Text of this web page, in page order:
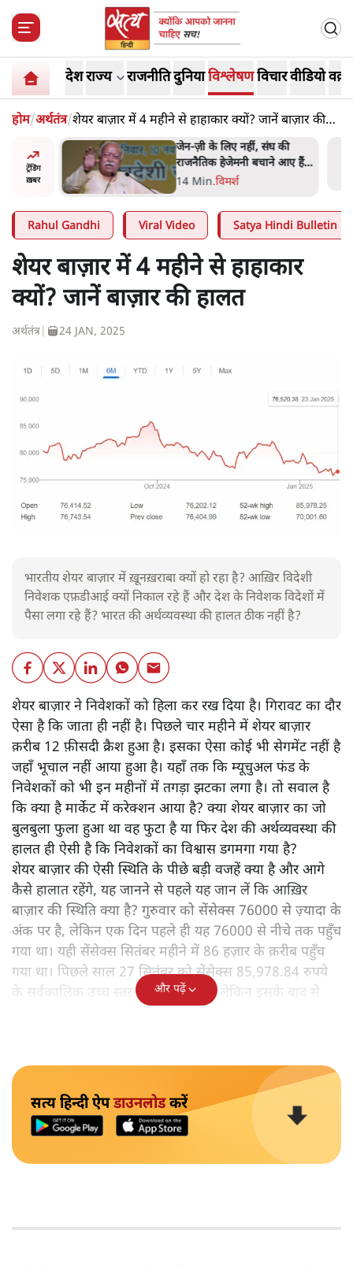
देशराज्य राजनीतिदुनियाविश्लेषणविचारवीडियो
होम/अर्थतंत्र/शेयर बाज़ार में 4 महीने से हाहाकार क्यों? जानें बाज़ार की
हालत
ट्रेंडिंग
ख़बर
जेन-ज़ी के लिए नहीं, संघ की
राजनैतिक हेजेमनी बचाने आए हैं
मोहन भागवत!
14 Min.विमर्श
Rahul Gandhi Viral Video Satya Hindi Bulletin
शेयर बाज़ार में 4 महीने से हाहाकार
क्यों? जानें बाज़ार की हालत
अर्थतंत्र 24 JAN, 2025
भारतीय शेयर बाज़ार में ख़ूनख़राबा क्यों हो रहा है? आख़िर विदेशी
निवेशक एफ़डीआई क्यों निकाल रहे हैं और देश के निवेशक विदेशों में
पैसा लगा रहे हैं? भारत की अर्थव्यवस्था की हालत ठीक नहीं है?
शेयर बाज़ार ने निवेशकों को हिला कर रख दिया है। गिरावट का दौर
ऐसा है कि जाता ही नहीं है। पिछले चार महीने में शेयर बाज़ार
क़रीब 12 फ़ीसदी क्रैश हुआ है। इसका ऐसा कोई भी सेगमेंट नहीं है
जहाँ भूचाल नहीं आया हुआ है। यहाँ तक कि म्यूचुअल फंड के
निवेशकों को भी इन महीनों में तगड़ा झटका लगा है। तो सवाल है
कि क्या है मार्केट में करेक्शन आया है? क्या शेयर बाज़ार का जो
बुलबुला फुला हुआ था वह फुटा है या फिर देश की अर्थव्यवस्था की
हालत ही ऐसी है कि निवेशकों का विश्वास डगमगा गया है?
शेयर बाज़ार की ऐसी स्थिति के पीछे बड़ी वजहें क्या है और आगे
कैसे हालात रहेंगे, यह जानने से पहले यह जान लें कि आख़िर
बाज़ार की स्थिति क्या है? गुरुवार को सेंसेक्स 76000 से ज़्यादा के
अंक पर है, लेकिन एक दिन पहले ही यह 76000 से नीचे तक पहुँच
गया था। यही सेंसेक्स सितंबर महीने में 86 हज़ार के क़रीब पहुँच
गया था। पिछले साल 27 सितंबर को सेंसेक्स 85,978.84 रुपये
के सर्वकालिक उच्च स्तर को छू लिया था। लेकिन इसके बाद से
और पढ़ें
सत्य हिन्दी ऐपडाउनलोडकरें